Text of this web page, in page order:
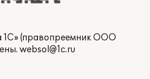
1С» (правопреемник ООО
websol@1c.ru